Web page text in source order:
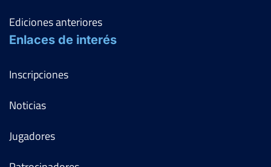
Ediciones anteriores
Enlaces de interés
Inscripciones
Noticias
Jugadores